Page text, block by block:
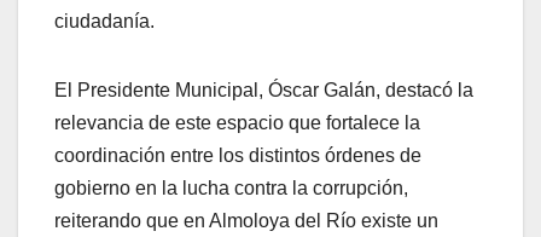
ciudadanía.
El Presidente Municipal, Óscar Galán, destacó la
relevancia de este espacio que fortalece la
coordinación entre los distintos órdenes de
gobierno en la lucha contra la corrupción,
reiterando que en Almoloya del Río existe un